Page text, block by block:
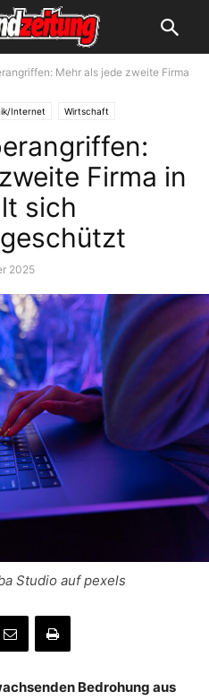
Mehr als jede zweite Firma
Internet Wirtschaft
Firma in
sich
2025
Studio auf pexels
Bedrohung aus